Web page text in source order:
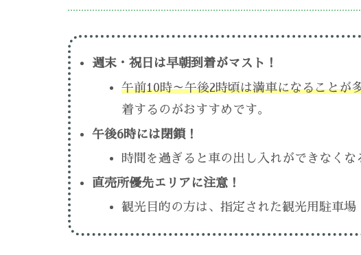
週末・祝日は早朝到着がマスト！
午前10時～午後2時頃は満車になることが
着するのがおすすめです。
午後6時には閉鎖！
時間を過ぎると車の出し入れができなくな
直売所優先エリアに注意！
観光目的の方は、指定された観光用駐車場